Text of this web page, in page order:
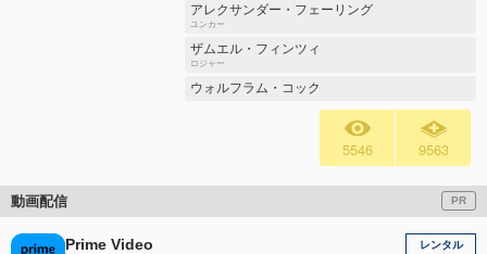
アレクサンダー・フェーリング
ユンカー
ザムエル・フィンツィ
ロジャー
ウォルフラム・コック
5546 9563
動画配信 PR
Prime Video
レンタル